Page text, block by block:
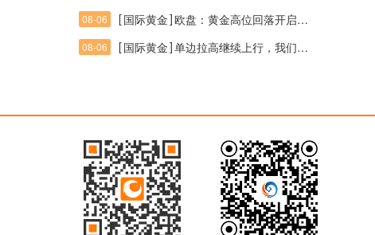
08-06 [国际黄金]欧盘：黄金高位回落开启？4250成短线多空分水岭
08-06 [国际黄金]单边拉高继续上行，我们连续40+收米行情